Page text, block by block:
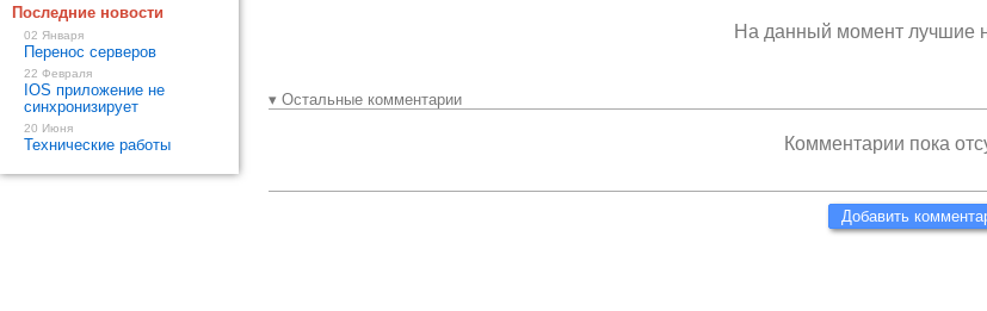
На данный момент лучшие
▾ Остальные комментарии
Комментарии пока
Добавить
Последние новости
02 Января
Перенос серверов
22 Февраля
IOS приложение не
синхронизирует
20 Июня
Технические работы